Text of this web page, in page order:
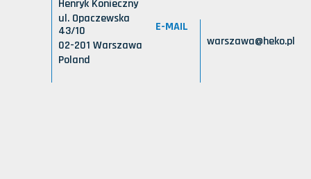
Henryk Konieczny
ul. Opaczewska
43/10
02-201 Warszawa
Poland
E-MAIL
warszawa@heko.pl